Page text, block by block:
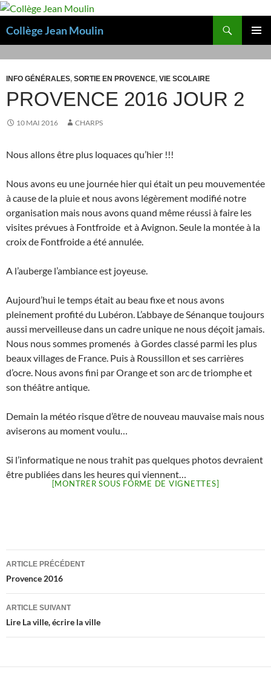
Aller
contenu
Collège Jean Moulin
INFO GÉNÉRALES, SORTIE EN PROVENCE, VIE SCOLAIRE
PROVENCE 2016 JOUR 2
10 MAI 2016 CHARPS
Nous allons être plus loquaces qu’hier !!!
Nous avons eu une journée hier qui était un peu mouvementée
à cause de la pluie et nous avons légèrement modifié notre
organisation mais nous avons quand même réussi à faire les
visites prévues à Fontfroide et à Avignon. Seule la montée à la
croix de Fontfroide a été annulée.
A l’auberge l’ambiance est joyeuse.
Aujourd’hui le temps était au beau fixe et nous avons
pleinement profité du Lubéron. L’abbaye de Sénanque toujours
aussi merveilleuse dans un cadre unique ne nous déçoit jamais.
Nous nous sommes promenés à Gordes classé parmi les plus
beaux villages de France. Puis à Roussillon et ses carrières
d’ocre. Nous avons fini par Orange et son arc de triomphe et
son théâtre antique.
Demain la météo risque d’être de nouveau mauvaise mais nous
aviserons au moment voulu…
Si l’informatique ne nous trahit pas quelques photos devraient
être publiées dans les heures qui viennent…
[MONTRER SOUS FORME DE VIGNETTES]
Navigation
des
articles
ARTICLE PRÉCÉDENT
Provence 2016
ARTICLE SUIVANT
Lire La ville, écrire la ville